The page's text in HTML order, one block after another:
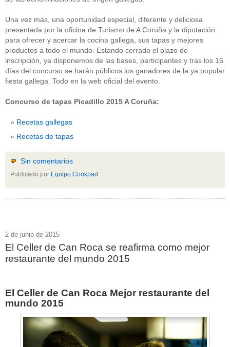
Una vez más, una oportunidad especial, diferente y deliciosa
presentada por la oficina de Turismo de A Coruña y la diputación
para ofrecer y acercar la cocina gallega, sus tapas y mejores
productos a todo el mundo. Estando cerrado el plazo de
inscripción, ya disponemos de las bases, participantes y tras los 16
días del concurso se harán públicos los ganadores de la ya popular
fiesta gallega. Todo en la web oficial del evento.
Concurso de tapas Picadillo 2015 A Coruña:
Recetas gallegas
Recetas de tapas
Sin comentarios
Publicado por Equipo Cookpad
2 de junio de 2015
El Celler de Can Roca se reafirma como mejor
restaurante del mundo 2015
El Celler de Can Roca Mejor restaurante del
mundo 2015